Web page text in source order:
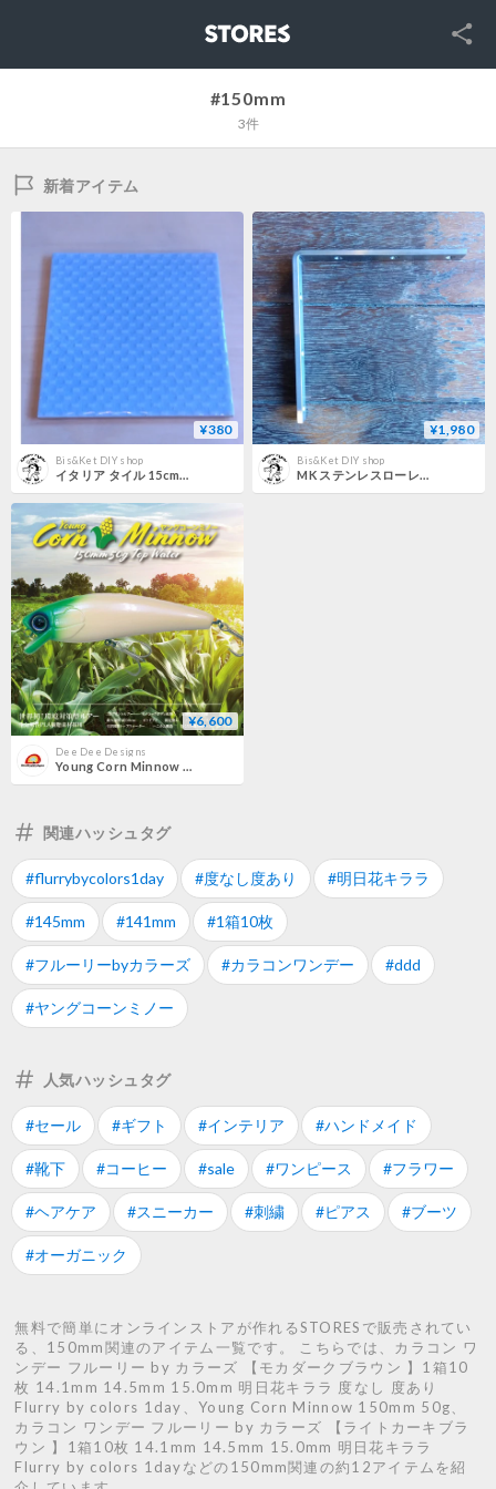
SNS
#150mm
3件
新着アイテム
¥380
Bis&Ket DIY shop
イタリア タイル 15cm角 「ドット」
¥1,980
Bis&Ket DIY shop
MK ステンレスローレル隅金 150mm
¥6,600
Dee Dee Designs
Young Corn Minnow 150mm 50g
関連ハッシュタグ
#flurrybycolors1day #度なし度あり #明日花キララ
#145mm #141mm #1箱10枚
#フルーリーbyカラーズ #カラコンワンデー #ddd
#ヤングコーンミノー
人気ハッシュタグ
#セール #ギフト #インテリア #ハンドメイド
#靴下 #コーヒー #sale #ワンピース #フラワー
#ヘアケア #スニーカー #刺繍 #ピアス #ブーツ
#オーガニック
無料で簡単にオンラインストアが作れるSTORESで販売されてい
る、150mm関連のアイテム一覧です。 こちらでは、カラコン ワ
ンデー フルーリー by カラーズ 【モカダークブラウン 】1箱10
枚 14.1mm 14.5mm 15.0mm 明日花キララ 度なし 度あり
Flurry by colors 1day、Young Corn Minnow 150mm 50g、
カラコン ワンデー フルーリー by カラーズ 【ライトカーキブラ
ウン 】1箱10枚 14.1mm 14.5mm 15.0mm 明日花キララ
Flurry by colors 1dayなどの150mm関連の約12アイテムを紹